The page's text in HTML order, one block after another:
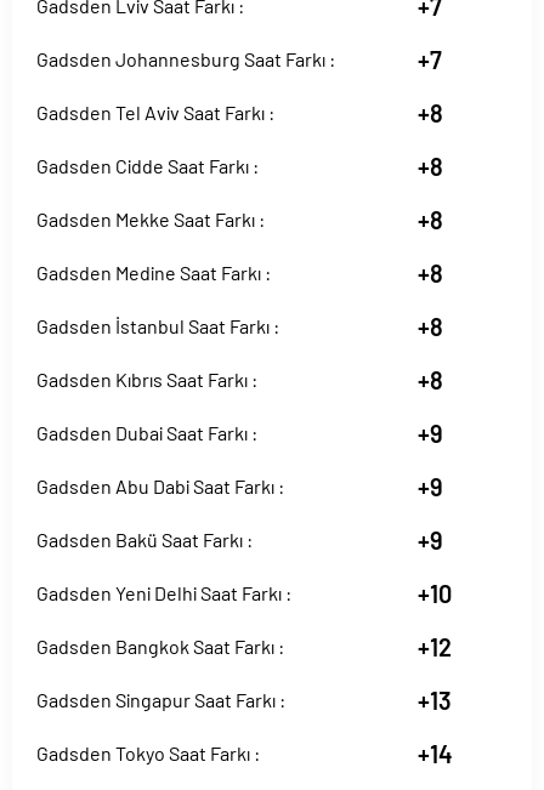
Gadsden Lviv Saat Farkı : +7
Gadsden Johannesburg Saat Farkı : +7
Gadsden Tel Aviv Saat Farkı : +8
Gadsden Cidde Saat Farkı : +8
Gadsden Mekke Saat Farkı : +8
Gadsden Medine Saat Farkı : +8
Gadsden İstanbul Saat Farkı : +8
Gadsden Kıbrıs Saat Farkı : +8
Gadsden Dubai Saat Farkı : +9
Gadsden Abu Dabi Saat Farkı : +9
Gadsden Bakü Saat Farkı : +9
Gadsden Yeni Delhi Saat Farkı : +10
Gadsden Bangkok Saat Farkı : +12
Gadsden Singapur Saat Farkı : +13
Gadsden Tokyo Saat Farkı : +14